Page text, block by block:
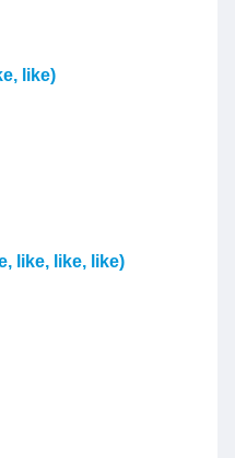
like)
like, like, like)